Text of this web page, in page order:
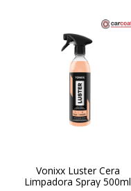
Vonixx Luster Cera
Limpadora Spray 500ml